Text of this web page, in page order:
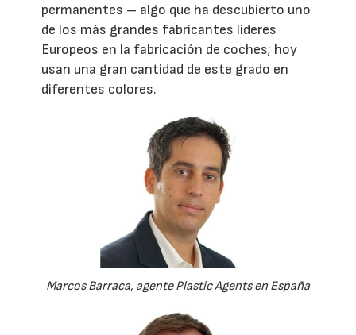
permanentes – algo que ha descubierto uno
de los más grandes fabricantes líderes
Europeos en la fabricación de coches; hoy
usan una gran cantidad de este grado en
diferentes colores.
Marcos Barraca, agente Plastic Agents en España